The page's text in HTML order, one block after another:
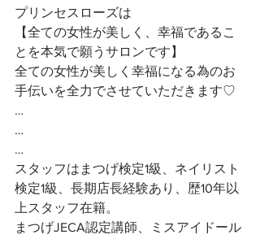
プリンセスローズは
【全ての女性が美しく、幸福であるこ
とを本気で願うサロンです】
全ての女性が美しく幸福になる為のお
手伝いを全力でさせていただきます♡
…
…
…
スタッフはまつげ検定1級、ネイリスト
検定1級、長期店長経験あり、歴10年以
上スタッフ在籍。
まつげJECA認定講師、ミスアイドール